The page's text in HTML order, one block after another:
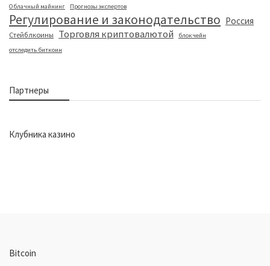
Облачный майнинг Прогнозы экспертов
Регулирование и законодательство Россия
Стейблкоины Торговля криптовалютой
блокчейн
отследить биткоин
Партнеры
Клубника казино
Bitcoin